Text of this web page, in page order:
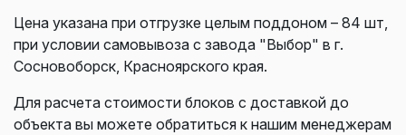
Цена указана при отгрузке целым поддоном – 84 шт,
при условии самовывоза с завода "Выбор" в г.
Сосновоборск, Красноярского края.
Для расчета стоимости блоков с доставкой до
объекта вы можете обратиться к нашим менеджерам